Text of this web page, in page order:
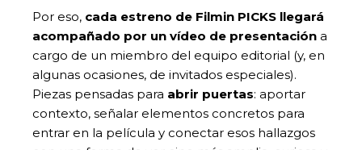
Por eso, cada estreno de Filmin PICKS llegará
acompañado por un vídeo de presentación a
cargo de un miembro del equipo editorial (y, en
algunas ocasiones, de invitados especiales).
Piezas pensadas para abrir puertas: aportar
contexto, señalar elementos concretos para
entrar en la película y conectar esos hallazgos